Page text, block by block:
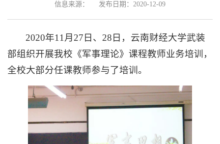
信息来源： 发布日期：2020-12-09
2020年11月27日、28日，云南财经大学武装
部组织开展我校《军事理论》课程教师业务培训，
全校大部分任课教师参与了培训。